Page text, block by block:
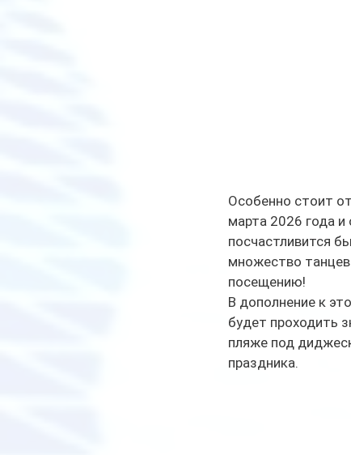
Особенно стоит
марта 2026 года и
посчастливится
множество танцев
посещению!
В дополнение к
будет проходить
пляже под
праздника.